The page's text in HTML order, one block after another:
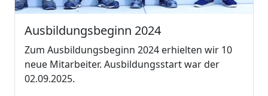
Ausbildungsbeginn 2024
Zum Ausbildungsbeginn 2024 erhielten wir 10
neue Mitarbeiter. Ausbildungsstart war der
02.09.2025.